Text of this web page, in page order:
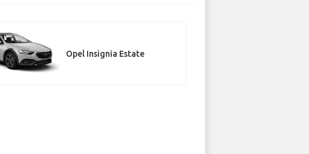
Opel Insignia Estate